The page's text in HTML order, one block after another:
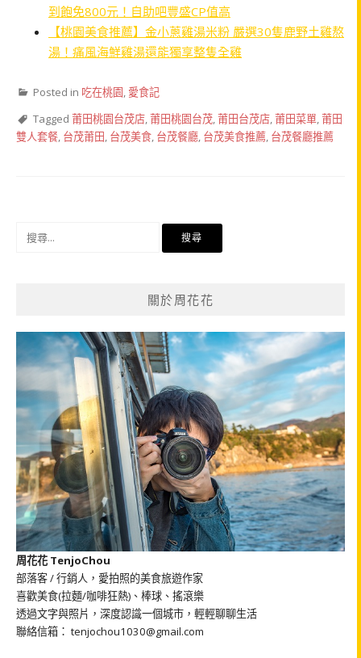
到飽免800元！自助吧豐盛CP值高
【桃園美食推薦】金小蔥雞湯米粉 嚴選30隻鹿野土雞熬
湯！痛風海鮮雞湯還能獨享整隻全雞
Posted in 吃在桃園, 愛食記
Tagged 莆田桃園台茂店,莆田桃園台茂,莆田台茂店,莆田菜單,莆田
雙人套餐, 台茂莆田, 台茂美食, 台茂餐廳, 台茂美食推薦, 台茂餐廳推薦
關於周花花
周花花 TenjoChou
部落客 / 行銷人，愛拍照的美食旅遊作家
喜歡美食(拉麵/咖啡狂熱)、棒球、搖滾樂
透過文字與照片，深度認識一個城市，輕輕聊聊生活
聯絡信箱： tenjochou1030@gmail.com